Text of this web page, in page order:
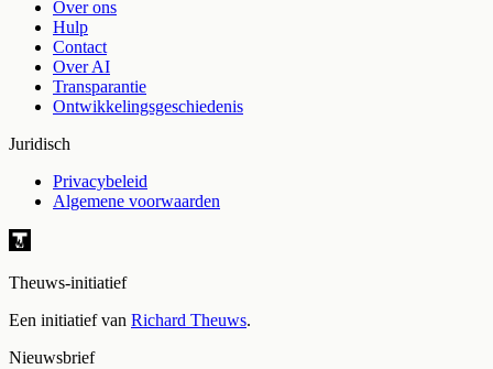
Over ons
Hulp
Contact
Over AI
Transparantie
Ontwikkelingsgeschiedenis
Juridisch
Privacybeleid
Algemene voorwaarden
Theuws-initiatief
Een initiatief van Richard Theuws.
Nieuwsbrief